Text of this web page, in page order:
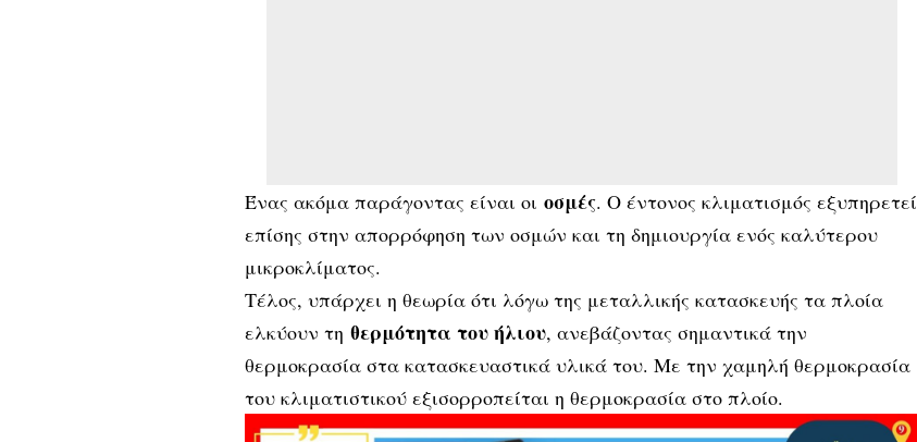
Ένας ακόμα παράγοντας είναι οι οσμές. Ο έντονος κλιματισμός εξυπηρετεί
επίσης στην απορρόφηση των οσμών και τη δημιουργία ενός καλύτερου
μικροκλίματος.
Τέλος, υπάρχει η θεωρία ότι λόγω της μεταλλικής κατασκευής τα πλοία
ελκύουν τη θερμότητα του ήλιου, ανεβάζοντας σημαντικά την
θερμοκρασία στα κατασκευαστικά υλικά του. Με την χαμηλή θερμοκρασία
του κλιματιστικού εξισορροπείται η θερμοκρασία στο πλοίο.